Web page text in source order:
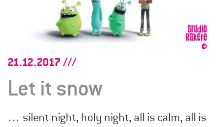
21.12.2017
Let it snow
… silent night, holy night, all is calm, all is